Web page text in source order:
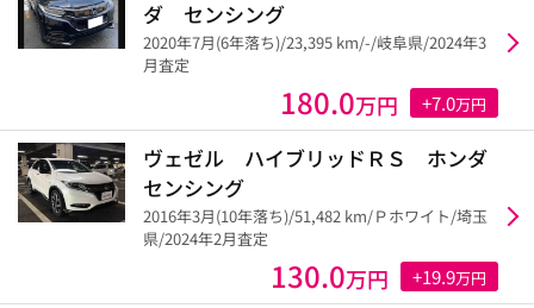
ダ センシング
2020年7月(6年落ち)/23,395 km/-/岐阜県/2024年3
月査定
180.0万円 +7.0万円
ヴェゼル ハイブリッドＲＳ ホンダ
センシング
2016年3月(10年落ち)/51,482 km/Ｐホワイト/埼玉
県/2024年2月査定
130.0万円 +19.9万円